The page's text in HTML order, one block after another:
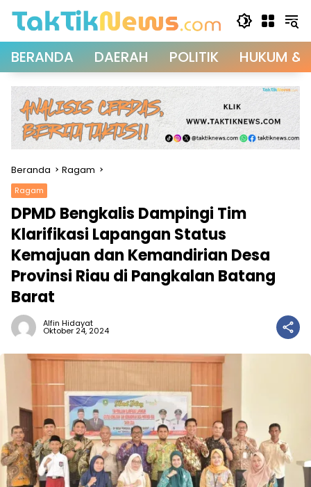
BERANDA DAERAH POLITIK HUKUM &
Beranda Ragam
Ragam
DPMD Bengkalis Dampingi Tim
Klarifikasi Lapangan Status
Kemajuan dan Kemandirian Desa
Provinsi Riau di Pangkalan Batang
Barat
Alfin Hidayat
Oktober 24, 2024